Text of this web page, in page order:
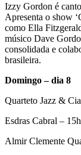
Izzy Gordon é
Apresenta o show
como Ella
músico Dave
consolidada e
brasileira.
Domingo – dia 8
Quarteto Jazz &
Esdras Cabral –
Almir Clemente